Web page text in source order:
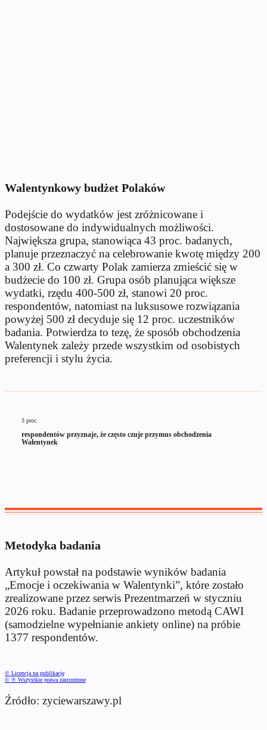
Walentynkowy budżet Polaków
Podejście do wydatków jest zróżnicowane i
dostosowane do indywidualnych możliwości.
Największa grupa, stanowiąca 43 proc. badanych,
planuje przeznaczyć na celebrowanie kwotę między 200
a 300 zł. Co czwarty Polak zamierza zmieścić się w
budżecie do 100 zł. Grupa osób planująca większe
wydatki, rzędu 400-500 zł, stanowi 20 proc.
respondentów, natomiast na luksusowe rozwiązania
powyżej 500 zł decyduje się 12 proc. uczestników
badania. Potwierdza to tezę, że sposób obchodzenia
Walentynek zależy przede wszystkim od osobistych
preferencji i stylu życia.
3 proc.
respondentów przyznaje, że często czuje przymus obchodzenia
Walentynek
Metodyka badania
Artykuł powstał na podstawie wyników badania
„Emocje i oczekiwania w Walentynki”, które zostało
zrealizowane przez serwis Prezentmarzeń w styczniu
2026 roku. Badanie przeprowadzono metodą CAWI
(samodzielne wypełnianie ankiety online) na próbie
1377 respondentów.
© Licencja na publikację
© ℗ Wszystkie prawa zastrzeżone
Źródło: zyciewarszawy.pl